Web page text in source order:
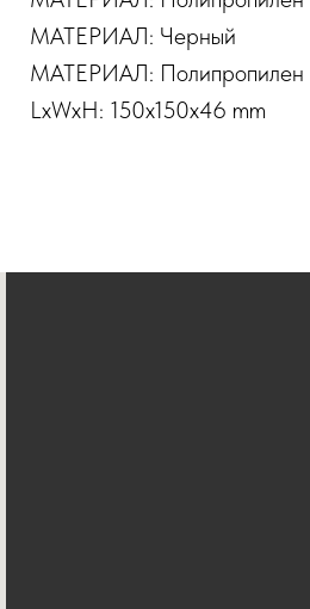
МАТЕРИАЛ: Черный
МАТЕРИАЛ: Полипропилен
LxWxH: 150x150x46 mm